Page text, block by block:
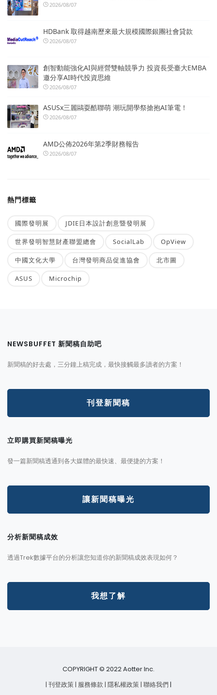
2026/08/07
HDBank 取得越南歷來最大規模國際銀團社會貸款
2026/08/07
創智動能強化AI與經營雙軸競爭力 投資長受臺大EMBA
邀分享AI時代投資思維
2026/08/07
ASUSx三麗鷗耍酷聯萌 潮玩開學祭搶抱AI筆電！
2026/08/07
AMD公佈2026年第2季財務報告
2026/08/07
熱門標籤
國際發明展 JDIE日本設計創意暨發明展
世界發明智慧財產聯盟總會 SocialLab OpView
中國文化大學 台灣發明商品促進協會 北市圖
ASUS Microchip
NEWSBUFFET 新聞稿自助吧
新聞稿的好去處，三分鐘上稿完成，最快接觸最多讀者的方案！
刊登新聞稿
立即購買新聞稿曝光
發一篇新聞稿透通到各大媒體的最快速、最便捷的方案！
讓新聞稿曝光
分析新聞稿成效
透過Trek數據平台的分析讓您知道你的新聞稿成效表現如何？
我想了解
COPYRIGHT © 2022 Aotter Inc.
| 刊登政策| 服務條款| 隱私權政策| 聯絡我們 |